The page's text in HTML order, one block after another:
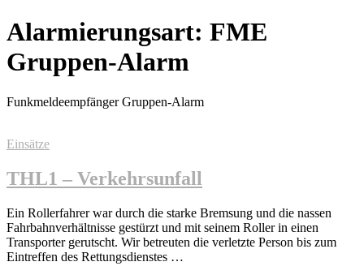
Alarmierungsart: FME
Gruppen-Alarm
Funkmeldeempfänger Gruppen-Alarm
Einsätze
THL1 – Verkehrsunfall
Ein Rollerfahrer war durch die starke Bremsung und die nassen
Fahrbahnverhältnisse gestürzt und mit seinem Roller in einen
Transporter gerutscht. Wir betreuten die verletzte Person bis zum
Eintreffen des Rettungsdienstes …